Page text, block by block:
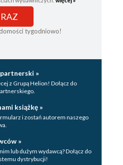
ZA NAMI
I SZCZERA ROZMOWA
WYCHODZI NA JAW
tygodniowo!
»
z Grupą Helion! Dołącz do
książkę »
i zostań autorem naszego
»
lub dużym wydawcą? Dołącz do
dystrybucji!